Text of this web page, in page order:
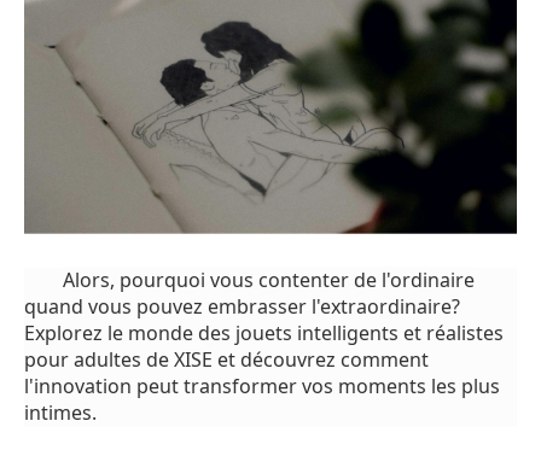
Alors, pourquoi vous contenter de l'ordinaire
quand vous pouvez embrasser l'extraordinaire?
Explorez le monde des jouets intelligents et réalistes
pour adultes de XISE et découvrez comment
l'innovation peut transformer vos moments les plus
intimes.